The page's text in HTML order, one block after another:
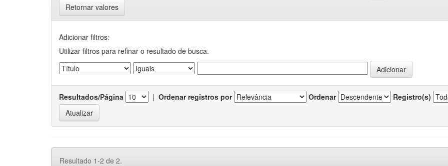
Retornar valores
Adicionar filtros:
Utilizar filtros para refinar o resultado de busca.
Resultados/Página | Ordenar registros por Ordenar Registro(s)
Resultado 1-2 de 2.